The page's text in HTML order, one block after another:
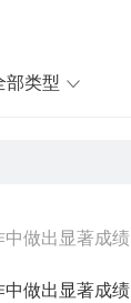
部类型
做出显著成
做出显著成